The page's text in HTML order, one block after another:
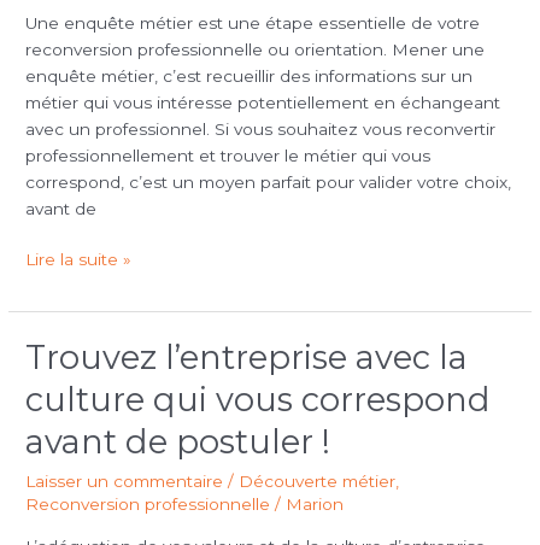
Une enquête métier est une étape essentielle de votre
reconversion professionnelle ou orientation. Mener une
enquête métier, c’est recueillir des informations sur un
métier qui vous intéresse potentiellement en échangeant
avec un professionnel. Si vous souhaitez vous reconvertir
professionnellement et trouver le métier qui vous
correspond, c’est un moyen parfait pour valider votre choix,
avant de
la
reconversion professionnelle
Lire la suite »
Trouvez l’entreprise avec la
culture qui vous correspond
avant de postuler !
Laisser un commentaire / Découverte métier
Reconversion professionnelle / Marion
Trouvez
l’entreprise
avec
culture
qui
vous